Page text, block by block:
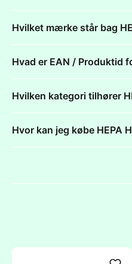
Hvilket mærke står bag
Hvad er EAN / Produktid
Hvilken kategori tilhører
Hvor kan jeg købe HEPA